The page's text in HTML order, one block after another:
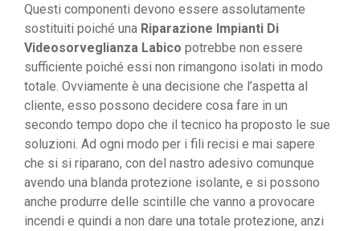
Questi componenti devono essere assolutamente
sostituiti poiché una Riparazione Impianti Di
Videosorveglianza Labico potrebbe non essere
sufficiente poiché essi non rimangono isolati in modo
totale. Ovviamente è una decisione che l’aspetta al
cliente, esso possono decidere cosa fare in un
secondo tempo dopo che il tecnico ha proposto le sue
soluzioni. Ad ogni modo per i fili recisi e mai sapere
che si si riparano, con del nastro adesivo comunque
avendo una blanda protezione isolante, e si possono
anche produrre delle scintille che vanno a provocare
incendi e quindi a non dare una totale protezione, anzi